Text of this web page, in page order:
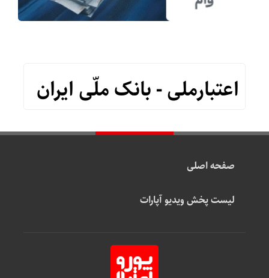
اعتبارملی - بانک ملّی ایران
صفحه اصلی
لیست پخش ویدیو آپارات